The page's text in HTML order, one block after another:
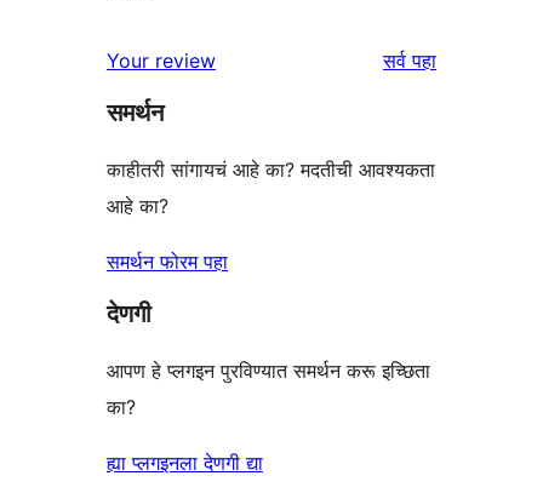
Your review सर्वपुनरावलोकने
पहा
समर्थन
काहीतरी सांगायचं आहे का? मदतीची आवश्यकता
आहे का?
समर्थन फोरम पहा
देणगी
आपण हे प्लगइन पुरविण्यात समर्थन करू इच्छिता
का?
ह्या प्लगइनला देणगी द्या